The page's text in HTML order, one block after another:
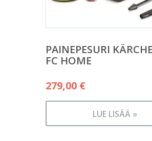
PAINEPESURI
FC HOME
279,00 €
LUE LISÄÄ »